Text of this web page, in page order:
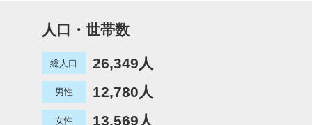
人口・世帯数
総人口 26,349人
男性 12,780人
女性 13,569人